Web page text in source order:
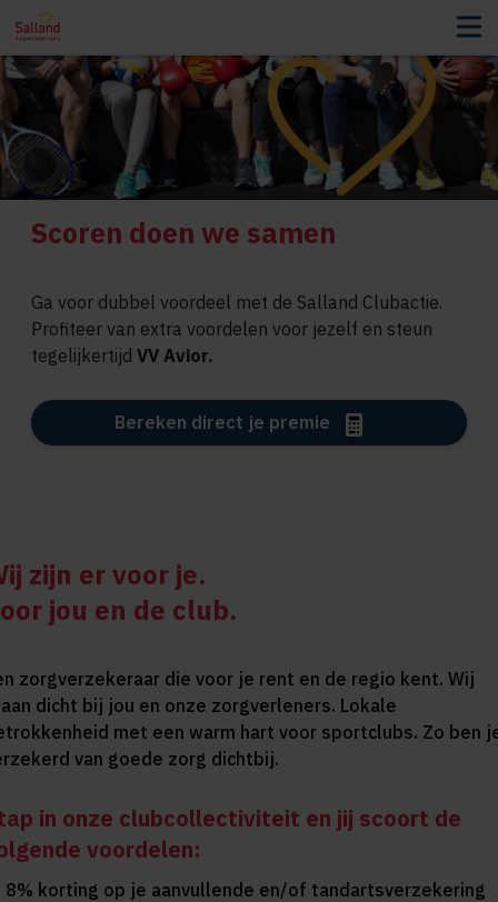
Scoren doen we samen
Ga voor dubbel voordeel met de Salland Clubactie.
Profiteer van extra voordelen voor jezelf en steun
tegelijkertijd VV Avior.
Bereken direct je premie
zijn er voor je.
jou en de club.
zorgverzekeraar die voor je rent en de regio kent. Wij
dicht bij jou en onze zorgverleners. Lokale
met een warm hart voor sportclubs. Zo ben
van goede zorg dichtbij.
in onze clubcollectiviteit en jij scoort de
voordelen:
8% korting op je aanvullende en/of tandartsverzekering